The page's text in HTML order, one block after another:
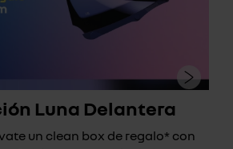
Luna Delantera
un clean box de regalo* con